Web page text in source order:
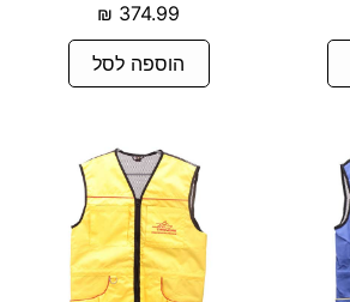
374.99
₪
הוספה לסל